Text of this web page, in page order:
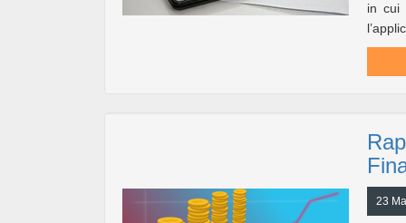
in cui
23